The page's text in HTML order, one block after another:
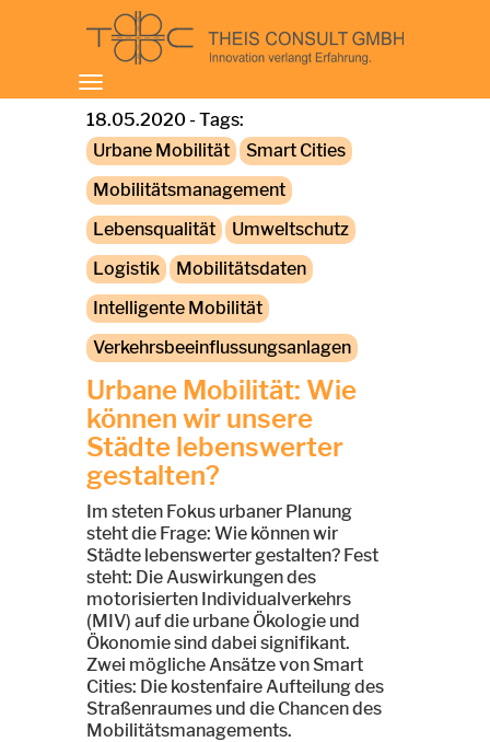
Toggle
navigation
18.05.2020 - Tags:
Urbane Mobilität
Smart Cities
Mobilitätsmanagement
Lebensqualität
Umweltschutz
Logistik
Mobilitätsdaten
Intelligente Mobilität
Verkehrsbeeinflussungsanlagen
Urbane Mobilität: Wie
können wir unsere
Städte lebenswerter
gestalten?
Im steten Fokus urbaner Planung
steht die Frage: Wie können wir
Städte lebenswerter gestalten? Fest
steht: Die Auswirkungen des
motorisierten Individualverkehrs
(MIV) auf die urbane Ökologie und
Ökonomie sind dabei signifikant.
Zwei mögliche Ansätze von Smart
Cities: Die kostenfaire Aufteilung des
Straßenraumes und die Chancen des
Mobilitätsmanagements.